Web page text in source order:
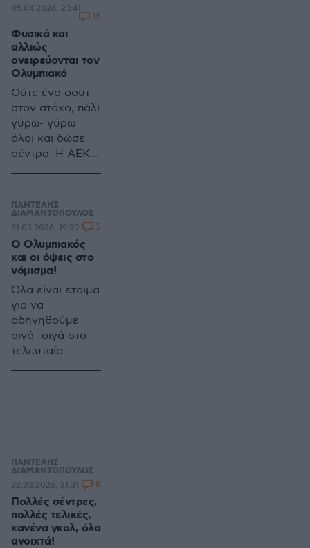
Παναθηναϊκό
(πρωτάθλημα)
και ΠΑΟΚ
(κύπελλο)
Φυσικά και
αλλιώς
ονειρεύονται τον
Ολυμπιακό
Ούτε ένα σουτ
στον στόχο, πάλι
γύρω- γύρω
όλοι και δώσε
σέντρα. Η ΑΕΚ
Βρήκε το
γκολάκι της και
ήταν τυχερή
αφού ο Πιρόλα
βρέθηκε
εκτεθειμένος
μπροστά από
τον Στρακόσα
σην σουτάρα
του Γιαζίτσι
05.04.2026, 23:41
15
ΠΑΝΤΕΛΗΣ
ΔΙΑΜΑΝΤΟΠΟΥΛΟΣ
Ο Ολυμπιακός
και οι όψεις στο
νόμισμα!
Όλα είναι έτοιμα
για να
οδηγηθούμε
σιγά- σιγά στο
τελευταίο
31.03.2026, 19:39 5
ΠΑΝΤΕΛΗΣ
ΔΙΑΜΑΝΤΟΠΟΥΛΟΣ
Πολλές σέντρες,
πολλές τελικές,
κανένα γκολ, όλα
ανοιχτά!
22.03.2026, 21:31 8